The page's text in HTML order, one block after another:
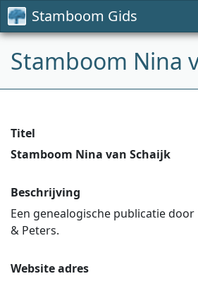
Stamboom Gids
Stamboom Nina
Titel
Stamboom Nina van Schaijk
Beschrijving
Een genealogische publicatie door
& Peters.
Website adres